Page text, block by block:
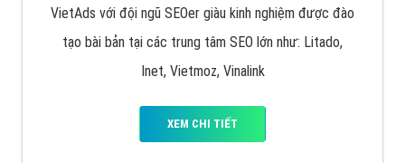
muốn đặt Banner
XEM CHI TIẾT